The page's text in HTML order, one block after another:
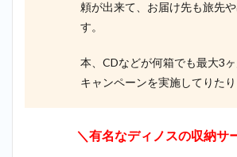
頼が出来て、お届け先も旅先
す。
本、CDなどが何箱でも最大3
キャンペーンを実施してりたり
＼有名なディノスの収納サ